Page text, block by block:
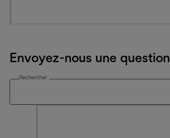
Envoyez-nous une question
Rechercher